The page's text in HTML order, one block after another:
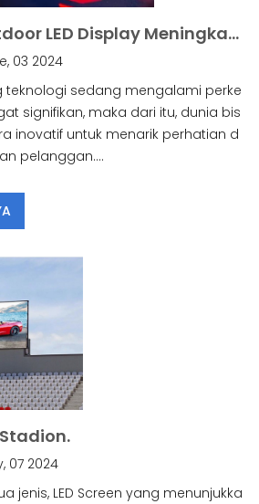
Bagaimana Outdoor LED Display Meningkatkan Pengalaman Pelanggan.
03 2024
teknologi sedang mengalami perke
signifikan, maka dari itu, dunia bis
inovatif untuk menarik perhatian d
pelanggan....
Stadion.
07 2024
jenis, LED Screen yang menunjukka